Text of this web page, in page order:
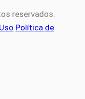
reservados.
Política de